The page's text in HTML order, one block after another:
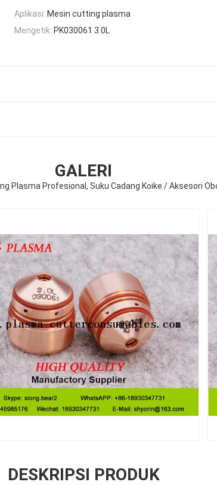
Aplikasi: Mesin cutting plasma
Mengetik: PK030061 3.0L
GALERI
Plasma Profesional, Suku Cadang Koike / Aksesori
DESKRIPSI PRODUK